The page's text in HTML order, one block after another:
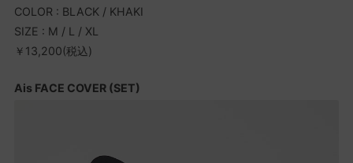
COLOR : BLACK / KHAKI
SIZE : M / L / XL
￥13,200(税込)
Ais FACE COVER (SET)